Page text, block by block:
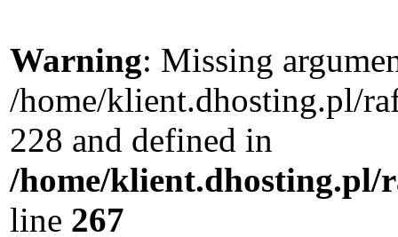
Warning: Missing
/home/klient.dhosting.pl/
228 and defined in
/home/klient.dhosting.pl/
line 267